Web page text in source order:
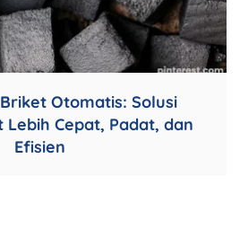
Otomatis: Solusi
Lebih Cepat, Padat, dan
Efisien